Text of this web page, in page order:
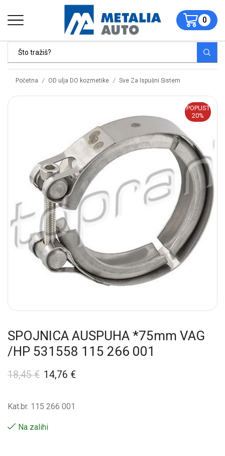
0
Početna / OD ulja DO kozmetike / Sve Za Ispušni Sistem
POPUST
20%
SPOJNICA AUSPUHA *75mm VAG
/HP 531558 115 266 001
18,45€ 14,76 €
Kat.br. 115 266 001
Na zalihi